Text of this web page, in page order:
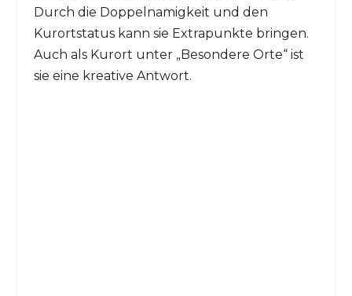
Durch die Doppelnamigkeit und den
Kurortstatus kann sie Extrapunkte bringen.
Auch als Kurort unter „Besondere Orte“ ist
sie eine kreative Antwort.